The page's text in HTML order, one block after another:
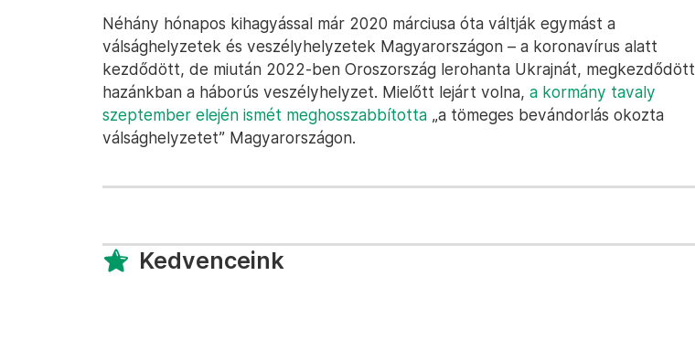
Néhány hónapos kihagyással már 2020 márciusa óta váltják egymást a
válsághelyzetek és veszélyhelyzetek Magyarországon – a koronavírus alatt
kezdődött, de miután 2022-ben Oroszország lerohanta Ukrajnát, megkezdődött
hazánkban a háborús veszélyhelyzet. Mielőtt lejárt volna, a kormány tavaly
szeptember elején ismét meghosszabbította „a tömeges bevándorlás okozta
válsághelyzetet” Magyarországon.
Kedvenceink